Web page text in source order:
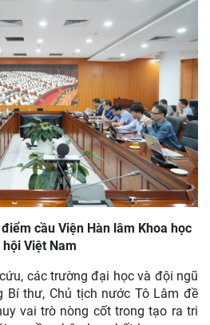
cầu Viện Hàn lâm Khoa học
hội Việt Nam
các trường đại học và đội ngũ
Bí thư, Chủ tịch nước Tô Lâm đề
vai trò nòng cốt trong tạo ra tri